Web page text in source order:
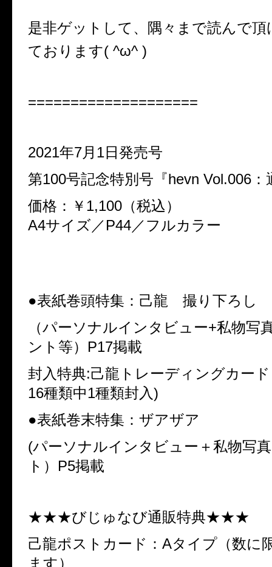
是非ゲットして、隅々まで読んで
ております( ^ω^ )
====================
2021年7月1日発売号
第100号記念特別号『hevn Vol.006：
価格：￥1,100（税込）
A4サイズ／P44／フルカラー
●表紙巻頭特集：己龍 撮り下ろし
（パーソナルインタビュー+私物写
ント等） P17掲載
封入特典:己龍トレーディングカード
16種類中1種類封入)
●表紙巻末特集：ザアザア
(パーソナルインタビュー＋私物写
ト） P5掲載
★★★びじゅなび通販特典★★★
己龍ポストカード：Aタイプ（数に
ます）